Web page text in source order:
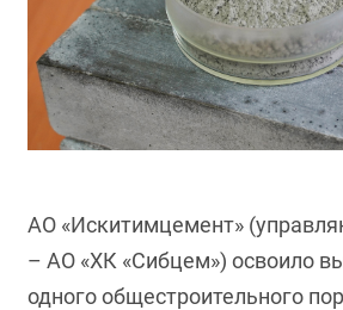
АО «Искитимцемент»
– АО «ХК «Сибцем») освоило
одного общестроительного